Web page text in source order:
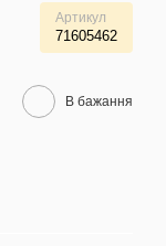
Артикул
71605462
В бажання